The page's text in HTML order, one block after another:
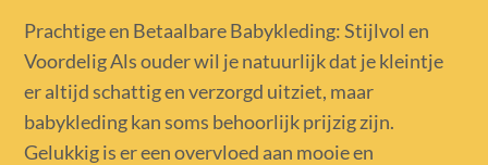
Prachtige en Betaalbare Babykleding: Stijlvol en
Voordelig Als ouder wil je natuurlijk dat je kleintje
er altijd schattig en verzorgd uitziet, maar
babykleding kan soms behoorlijk prijzig zijn.
Gelukkig is er een overvloed aan mooie en